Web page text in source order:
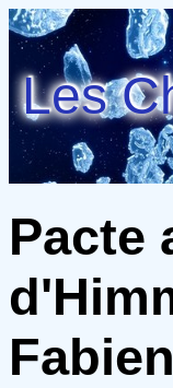
Les
Pacte
Fabien